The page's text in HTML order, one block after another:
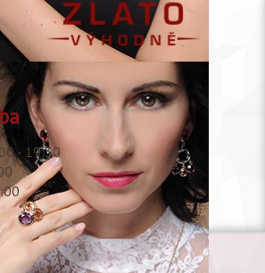
- 19:30